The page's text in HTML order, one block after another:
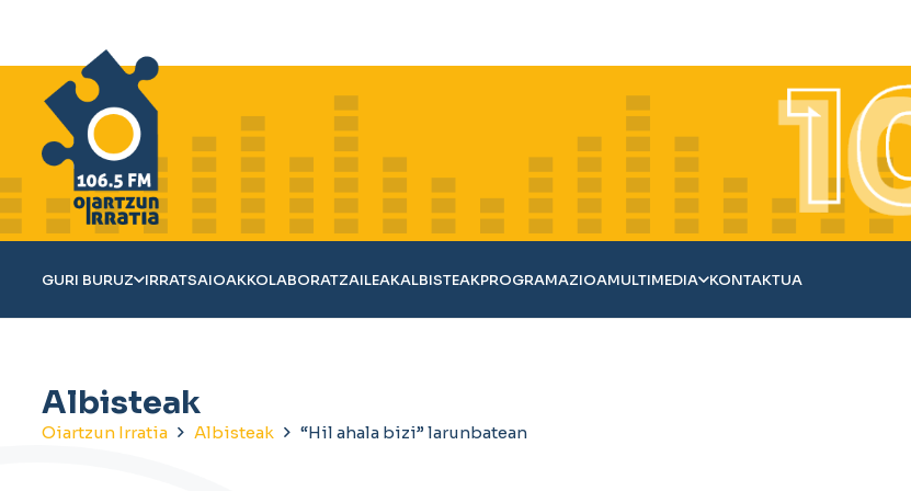
GURI BURUZ IRRATSAIOAKKOLABORATZAILEAKALBISTEAKPROGRAMAZIOAMULTIMEDIA KONTAKTUA
Albisteak
Oiartzun Irratia Albisteak “Hil ahala bizi” larunbatean